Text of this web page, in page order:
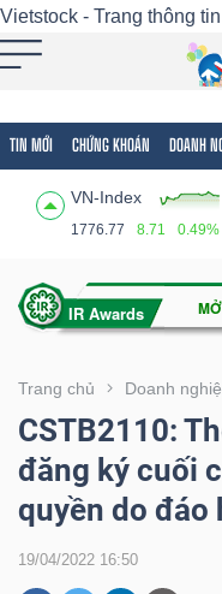
Vietstock - Trang thông
TIN MỚI CHỨNG KHOÁN DOANH
VN-Index
1776.77 8.71 0.49%
Trang chủ Doanh
CSTB2110:
đăng ký cuối
quyền do đáo
19/04/2022 16:50
Tất cả Tính năng
Tính
(-)
VIETSTOCK
CHỨNG
KHOÁN